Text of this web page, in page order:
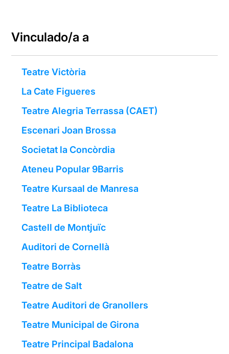
Vinculado/a a
Teatre Victòria
La Cate Figueres
Teatre Alegria Terrassa (CAET)
Escenari Joan Brossa
Societat la Concòrdia
Ateneu Popular 9Barris
Teatre Kursaal de Manresa
Teatre La Biblioteca
Castell de Montjuïc
Auditori de Cornellà
Teatre Borràs
Teatre de Salt
Teatre Auditori de Granollers
Teatre Municipal de Girona
Teatre Principal Badalona